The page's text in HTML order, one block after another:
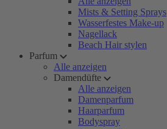
Mists & Setting Sprays
Wasserfestes Make-up
Nagellack
Beach Hair stylen
Parfum
Alle anzeigen
Damendüfte
Alle anzeigen
Damenparfum
Haarparfum
Bodyspray